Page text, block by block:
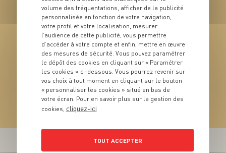
VIN
Coteaux du Layon
AOC
VOIR LE PRODUIT
volume des fréquentations, afficher de la publicité
personnalisée en fonction de votre navigation,
votre profil et votre localisation, mesurer
l’audience de cette publicité, vous permettre
d’accéder à votre compte et enfin, mettre en œuvre
des mesures de sécurité. Vous pouvez paramétrer
le dépôt des cookies en cliquant sur « Paramétrer
les cookies » ci-dessous. Vous pourrez revenir sur
vos choix à tout moment en cliquant sur le bouton
« personnaliser les cookies » situé en bas de
votre écran. Pour en savoir plus sur la gestion des
cookies, cliquez-ici
TOUT ACCEPTER